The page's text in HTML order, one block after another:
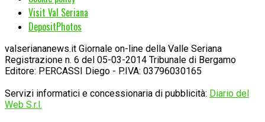
Visit Val Seriana
DepositPhotos
valseriananews.it Giornale on-line della Valle Seriana
Registrazione n. 6 del 05-03-2014 Tribunale di Bergamo
Editore: PERCASSI Diego - P.IVA: 03796030165
Servizi informatici e concessionaria di pubblicità: Diario del
Web S.r.l.